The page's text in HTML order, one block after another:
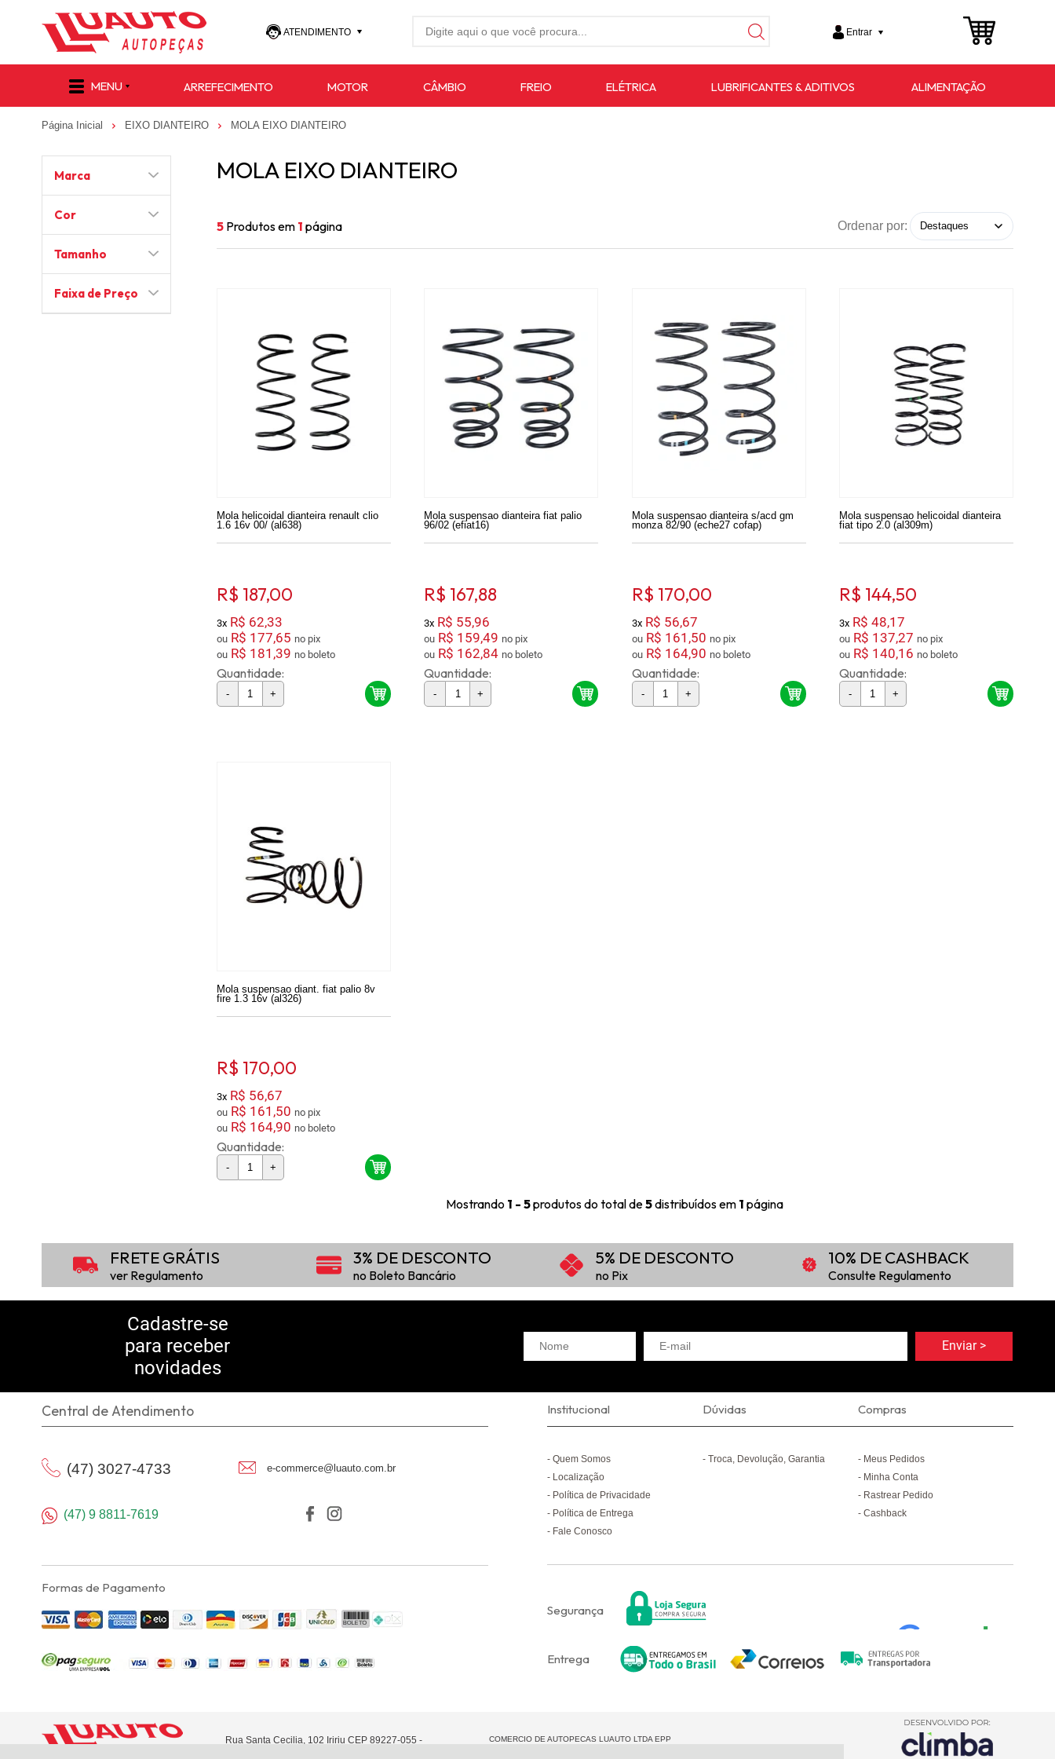
ATENDIMENTO
(47) 3027-4733
Entrar
MENU ARREFECIMENTO MOTOR CÂMBIO FREIO ELÉTRICA LUBRIFICANTES & ADITIVOS ALIMENTAÇÃO
Página Inicial EIXO DIANTEIRO MOLA EIXO DIANTEIRO
Marca
Cor
Tamanho
Faixa de Preço
MOLA EIXO DIANTEIRO
5 Produtos em 1 página Ordenar por:
Mola helicoidal dianteira renault clio
1.6 16v 00/ (al638)
R$ 187,00
3x R$ 62,33
ou R$ 177,65
no pix
ou R$ 181,39 no boleto
Quantidade:
- +
Mola suspensao dianteira fiat palio
96/02 (efiat16)
R$ 167,88
3x R$ 55,96
ou R$ 159,49
no pix
ou R$ 162,84 no boleto
Quantidade:
- +
Mola suspensao dianteira s/acd gm
monza 82/90 (eche27 cofap)
R$ 170,00
3x R$ 56,67
ou R$ 161,50
no pix
ou R$ 164,90 no boleto
Quantidade:
- +
Mola suspensao helicoidal dianteira
fiat tipo 2.0 (al309m)
R$ 144,50
3x R$ 48,17
ou R$ 137,27
no pix
ou R$ 140,16 no boleto
Quantidade:
- +
Mola suspensao diant. fiat palio 8v
fire 1.3 16v (al326)
R$ 170,00
3x R$ 56,67
ou R$ 161,50
no pix
ou R$ 164,90 no boleto
Quantidade:
- +
Mostrando 1 - 5produtos do total de5distribuídos em 1 página
FRETE GRÁTIS
ver Regulamento
3% DE DESCONTO
no Boleto Bancário
5% DE DESCONTO
no Pix
10% DE CASHBACK
Consulte Regulamento
Cadastre-se
para receber
novidades
Central de Atendimento
(47) 3027-4733 e-commerce@luauto.com.br
(47) 9 8811-7619
Formas de Pagamento
Institucional
Quem Somos
Localização
Política de Privacidade
Política de Entrega
Fale Conosco
Dúvidas
Troca, Devolução, Garantia
Compras
Meus Pedidos
Minha Conta
Rastrear Pedido
Cashback
Segurança
Entrega
Rua Santa Cecilia, 102 Iririu CEP 89227-055 -
COMERCIO DE AUTOPECAS LUAUTO LTDA EPP